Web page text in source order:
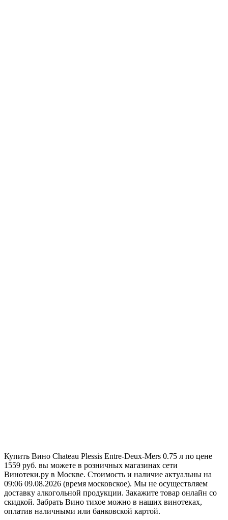
Купить Вино Chateau Plessis Entre-Deux-Mers 0.75 л по цене
1559 руб. вы можете в розничных магазинах сети
Винотеки.ру в Москве. Стоимость и наличие актуальны на
09:06 09.08.2026 (время московское). Мы не осуществляем
доставку алкогольной продукции. Закажите товар онлайн со
скидкой. Забрать Вино тихое можно в наших винотеках,
оплатив наличными или банковской картой.